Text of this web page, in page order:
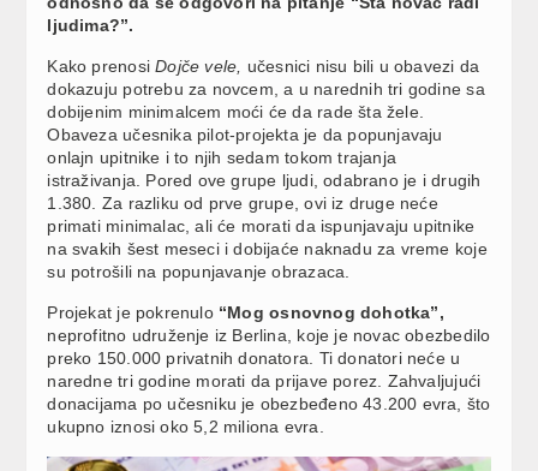
ljudima?”.
Kako prenosiDojče vele,
učesnici nisu bili u obavezi da
dokazuju potrebu za novcem, a u narednih tri godine sa
dobijenim minimalcem moći će da rade šta žele.
Obaveza učesnika pilot-projekta je da popunjavaju
onlajn upitnike i to njih sedam tokom trajanja
istraživanja. Pored ove grupe ljudi, odabrano je i drugih
1.380. Za razliku od prve grupe, ovi iz druge neće
primati minimalac, ali će morati da ispunjavaju upitnike
na svakih šest meseci i dobijaće naknadu za vreme koje
su potrošili na popunjavanje obrazaca.
Projekat je pokrenulo “Mog osnovnog dohotka”,
neprofitno udruženje iz Berlina, koje je novac obezbedilo
preko 150.000 privatnih donatora. Ti donatori neće u
naredne tri godine morati da prijave porez. Zahvaljujući
donacijama po učesniku je obezbeđeno 43.200 evra, što
ukupno iznosi oko 5,2 miliona evra.